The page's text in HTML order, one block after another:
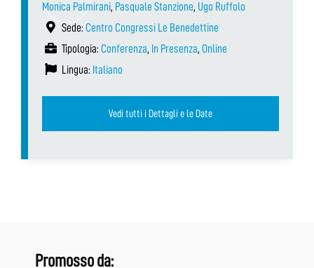
Monica Palmirani, Pasquale Stanzione, Ugo Ruffolo
Sede: Centro Congressi Le Benedettine
Tipologia: Conferenza, In Presenza, Online
Lingua: Italiano
Vedi tutti i Dettagli e le Date
Promosso da: